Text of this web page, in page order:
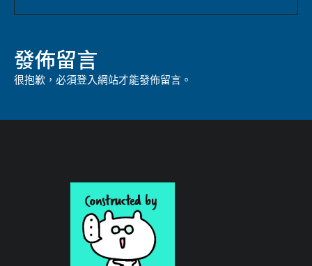
發佈留言
很抱歉，必須登入網站才能發佈留言。